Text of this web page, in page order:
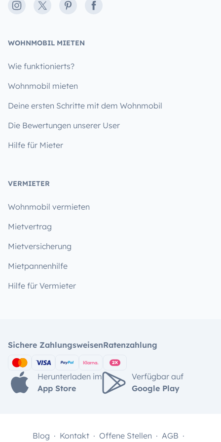
Instagram
X PinterestFacebook
WOHNMOBIL MIETEN
Wie funktionierts?
Wohnmobil mieten
Deine ersten Schritte mit dem Wohnmobil
Die Bewertungen unserer User
Hilfe für Mieter
VERMIETER
Wohnmobil vermieten
Mietvertrag
Mietversicherung
Mietpannenhilfe
Hilfe für Vermieter
Sichere ZahlungsweisenRatenzahlung
Herunterladen im
App Store
Verfügbar auf
Google Play
Blog Kontakt Offene Stellen AGB